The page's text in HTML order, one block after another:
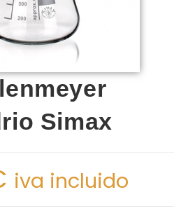
Simax
iva incluido